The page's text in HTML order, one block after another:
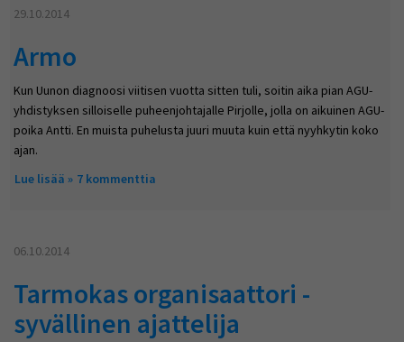
29.10.2014
Armo
Kun Uunon diagnoosi viitisen vuotta sitten tuli, soitin aika pian AGU-
yhdistyksen silloiselle puheenjohtajalle Pirjolle, jolla on aikuinen AGU-
poika Antti. En muista puhelusta juuri muuta kuin että nyyhkytin koko
ajan.
Lue lisää about Armo
7 kommenttia
06.10.2014
Tarmokas organisaattori -
syvällinen ajattelija